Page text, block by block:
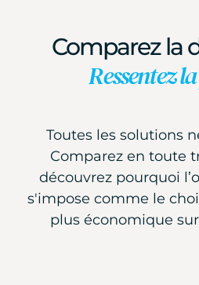
Comparez la
Ressentez
Toutes les solutions
Comparez en toute
découvrez pourquoi
s'impose comme le
plus économique